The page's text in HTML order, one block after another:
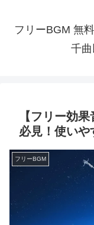
フリーBGM 無
千曲
【フリー効
必見！使いや
フリーBGM